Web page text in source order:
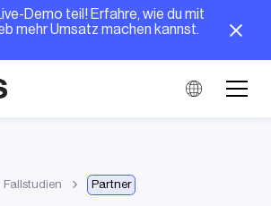
Demo teil! Erfahre, wie du mit
mehr Umsatz machen kannst.
Fallstudien Partner